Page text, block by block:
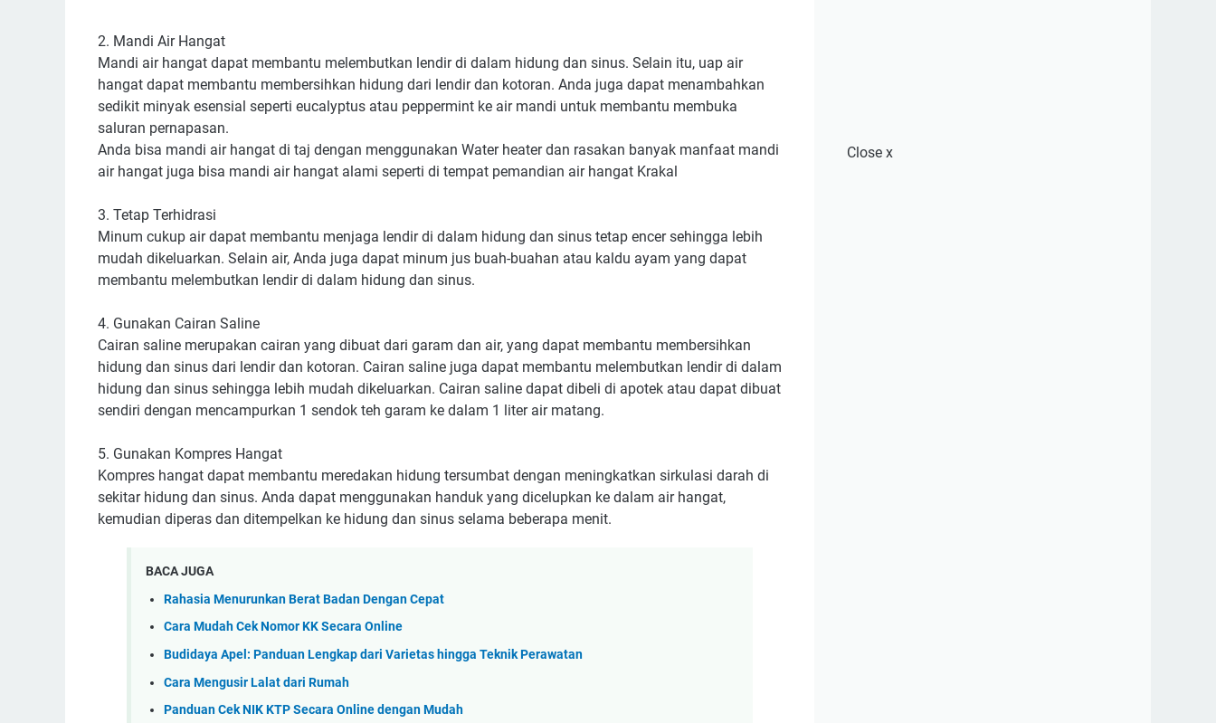
2. Mandi Air Hangat
Mandi air hangat dapat membantu melembutkan lendir di dalam hidung dan sinus. Selain itu, uap air
hangat dapat membantu membersihkan hidung dari lendir dan kotoran. Anda juga dapat menambahkan
sedikit minyak esensial seperti eucalyptus atau peppermint ke air mandi untuk membantu membuka
saluran pernapasan.
Anda bisa mandi air hangat di taj dengan menggunakan Water heater dan rasakan banyak manfaat mandi
air hangat juga bisa mandi air hangat alami seperti di tempat pemandian air hangat Krakal
3. Tetap Terhidrasi
Minum cukup air dapat membantu menjaga lendir di dalam hidung dan sinus tetap encer sehingga lebih
mudah dikeluarkan. Selain air, Anda juga dapat minum jus buah-buahan atau kaldu ayam yang dapat
membantu melembutkan lendir di dalam hidung dan sinus.
4. Gunakan Cairan Saline
Cairan saline merupakan cairan yang dibuat dari garam dan air, yang dapat membantu membersihkan
hidung dan sinus dari lendir dan kotoran. Cairan saline juga dapat membantu melembutkan lendir di dalam
hidung dan sinus sehingga lebih mudah dikeluarkan. Cairan saline dapat dibeli di apotek atau dapat dibuat
sendiri dengan mencampurkan 1 sendok teh garam ke dalam 1 liter air matang.
5. Gunakan Kompres Hangat
Kompres hangat dapat membantu meredakan hidung tersumbat dengan meningkatkan sirkulasi darah di
sekitar hidung dan sinus. Anda dapat menggunakan handuk yang dicelupkan ke dalam air hangat,
kemudian diperas dan ditempelkan ke hidung dan sinus selama beberapa menit.
BACA JUGA
Rahasia Menurunkan Berat Badan Dengan Cepat
Cara Mudah Cek Nomor KK Secara Online
Budidaya Apel: Panduan Lengkap dari Varietas hingga Teknik Perawatan
Cara Mengusir Lalat dari Rumah
Panduan Cek NIK KTP Secara Online dengan Mudah
Close x